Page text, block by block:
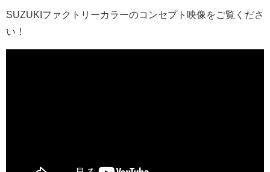
SUZUKIファクトリーカラーのコンセプト映像をご覧くださ
い！